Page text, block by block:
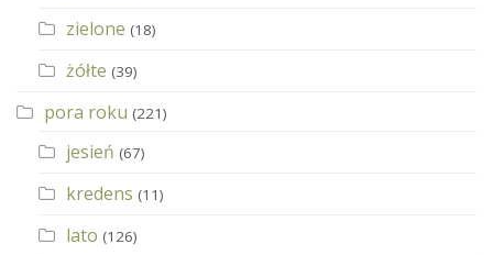
zielone (18)
żółte (39)
pora roku (221)
jesień (67)
kredens (11)
lato (126)